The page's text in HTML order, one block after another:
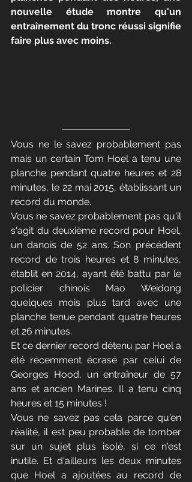
nouvelle étude montre qu'un
entraînement du tronc réussi signifie
faire plus avec moins.
Vous ne le savez probablement pas
mais un certain Tom Hoel a tenu une
planche pendant quatre heures et 28
minutes, le 22 mai 2015, établissant un
record du monde.
Vous ne savez probablement pas qu'il
s'agit du deuxième record pour Hoel,
un danois de 52 ans. Son précédent
record de trois heures et 8 minutes,
établit en 2014, ayant été battu par le
policier chinois Mao Weidong
quelques mois plus tard avec une
planche tenue pendant quatre heures
et 26 minutes.
Et ce dernier record détenu par Hoel a
été récemment écrasé par celui de
Georges Hood, un entraîneur de 57
ans et ancien Marines. Il a tenu cinq
heures et 15 minutes !
Vous ne savez pas cela parce qu'en
réalité, il est peu probable de tomber
sur un sujet plus isolé, si ce n'est
inutile. Et d'ailleurs les deux minutes
que Hoel a ajoutées au record de